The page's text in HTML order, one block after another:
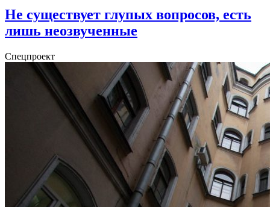
Не существует глупых вопросов, есть
лишь неозвученные
Спецпроект